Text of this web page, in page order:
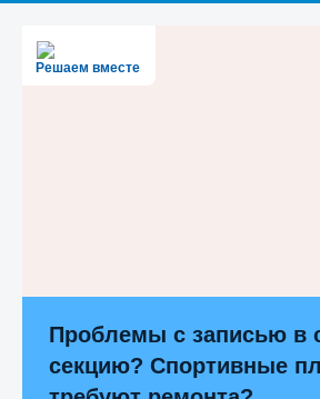
Решаем вместе
Проблемы с записью в
секцию? Спортивные